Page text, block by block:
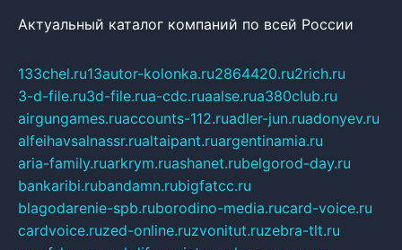
Актуальный каталог компаний по всей России
133chel.ru13autor-kolonka.ru2864420.ru2rich.ru
3-d-file.ru3d-file.rua-cdc.ruaalse.rua380club.ru
airgungames.ruaccounts-112.ruadler-jun.ruadonyev.ru
alfeihavsalnassr.rualtaipant.ruargentinamia.ru
aria-family.ruarkrym.ruashanet.rubelgorod-day.ru
bankaribi.rubandamn.rubigfatcc.ru
blagodarenie-spb.ruborodino-media.rucard-voice.ru
cardvoice.ruzed-online.ruzvonitut.ruzebra-tlt.ru